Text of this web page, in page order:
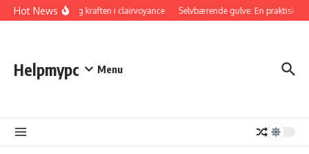
Fortsæt til indhold
Hot NewsOpdag kraften i clairvoyance Selvbærende gulve: En praktisk
Helpmypc Menu